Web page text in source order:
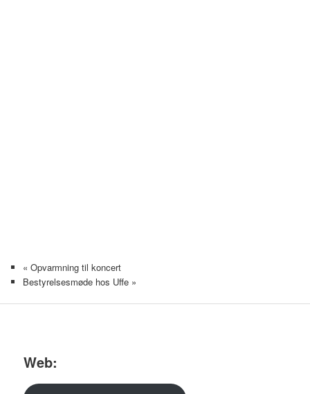
« Opvarmning til koncert
Bestyrelsesmøde hos Uffe »
Web: